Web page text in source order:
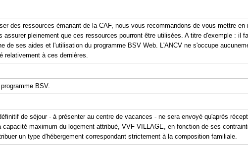
des ressources émanant de la CAF, nous vous recommandons de vous mettre en
pleinement que ces ressources pourront être utilisées. A titre d'exemple : il
de ses aides et l'utilisation du programme BSV Web. L'ANCV ne s'occupe
relativement à ces dernières.
BSV.
de séjour - à présenter au centre de vacances - ne sera envoyé qu'après
maximum du logement attribué, VVF VILLAGE, en fonction de ses
un type d'hébergement correspondant strictement à la composition familiale.